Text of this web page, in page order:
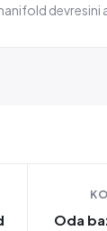
devresini
Oda